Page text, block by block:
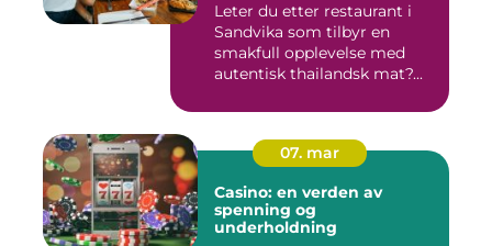
Leter du etter restaurant i
Sandvika som tilbyr en
smakfull opplevelse med
autentisk thailandsk mat?...
07. mar
Casino: en verden av
spenning og
underholdning